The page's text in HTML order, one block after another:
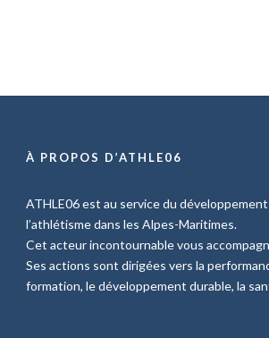
À PROPOS D’ATHLE06
ATHLE06 est au service du
l’athlétisme dans les Alpes-Maritimes.
Cet acteur incontournable vous
Ses actions sont dirigées vers la
formation, le développement durable, la